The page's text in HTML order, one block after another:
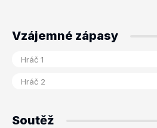
Vzájemné zápasy
Soutěž